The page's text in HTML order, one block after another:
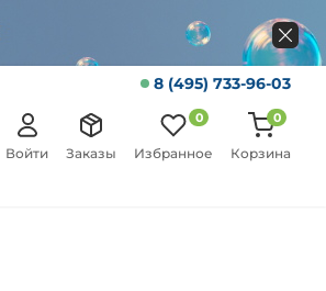
8 (495) 733-96-03
Войти Заказы Избранное
0
Корзина
0